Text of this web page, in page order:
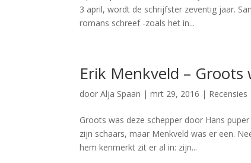
3 april, wordt de schrijfster zeventig jaar.
romans schreef -zoals het in...
Erik Menkveld – Groots
doorAlja Spaan |mrt 29, 2016 | Recensies
Groots was deze schepper door Hans
zijn schaars, maar Menkveld was er een.
hem kenmerkt zit er al in: zijn...